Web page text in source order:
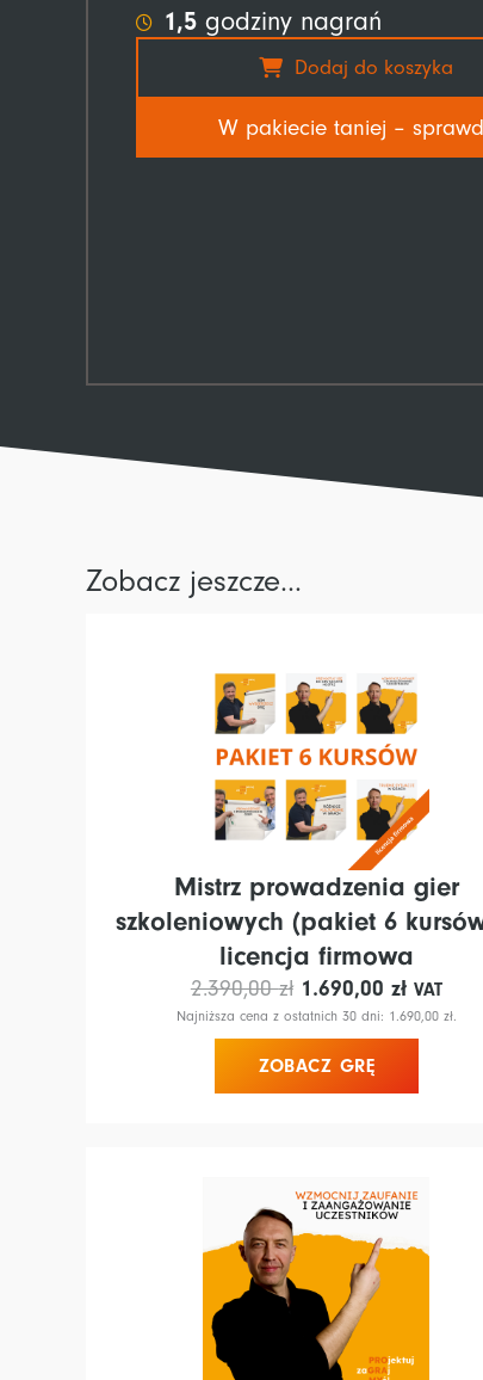
1,5godziny nagrań
Dodaj do koszyka
W pakiecie taniej –
Zobacz jeszcze…
Mistrz prowadzenia gier
szkoleniowych (pakiet 6
licencja firmowa
2.390,00zł Pierwotna
cena
wynosiła:
2.390,00 zł.
1.690,00 złAktualna
cena
wynosi:
VAT
Najniższa cena z ostatnich 30 dni: 1.690,00 zł.
ZOBACZ GRĘ